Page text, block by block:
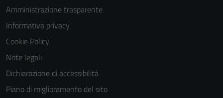
Amministrazione trasparente
Informativa privacy
Cookie Policy
Note legali
Dichiarazione di accessibilità
Piano di miglioramento del sito